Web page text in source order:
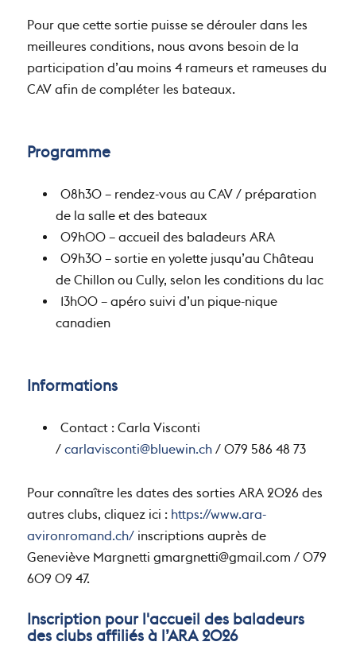
Pour que cette sortie puisse se dérouler dans les
meilleures conditions, nous avons besoin de la
participation d’au moins 4 rameurs et rameuses du
CAV afin de compléter les bateaux.
Programme
08h30 – rendez-vous au CAV / préparation
de la salle et des bateaux
09h00 – accueil des baladeurs ARA
09h30 – sortie en yolette jusqu’au Château
de Chillon ou Cully, selon les conditions du lac
13h00 – apéro suivi d’un pique-nique
canadien
Informations
Contact : Carla Visconti
/carlavisconti@bluewin.ch/ 079 586 48 73
Pour connaître les dates des sorties ARA 2026 des
autres clubs, cliquez ici :https://www.ara-
avironromand.ch/inscriptions auprès de
Geneviève Margnettigmargnetti@gmail.com/ 079
609 09 47.
Inscription pour l'accueil des baladeurs
des clubs affiliés à l’ARA 2026